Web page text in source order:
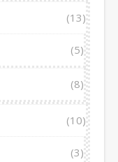
(13)
(5)
(8)
(10)
(3)